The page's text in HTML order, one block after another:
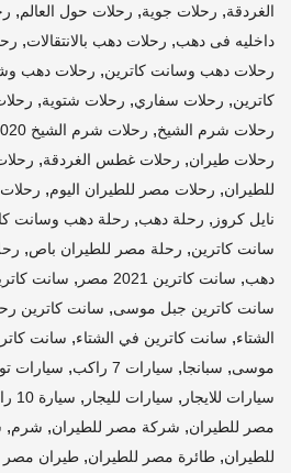
الغردقة, رحلات جوية, رحلات حول العالم,
داخليه فى دهب, رحلات دهب بالانتقالات,
رحلات دهب وسانت كاترين, رحلات دهب
كاترين, رحلات سفاري, رحلات شتوية,
رحلات شرم الشيخ, رحلات شرم الشيخ 2020
رحلات طيران, رحلات غطس الغردقة,
للطيران, رحلات مصر للطيران اليوم,
نايل كروز , رحلة دهب, رحلة دهب وسانت
سانت كاترين, رحلة مصر للطيران باص,
دهب, سانت كاترين 2021 مصر , سانت
سانت كاترين جبل موسى, سانت كاترين
الشتاء, سانت كاترين في الشتاء, سانت
موسى, سبانجا, سيارات 7 راكب , سيارات
سيارات للايجار , سيارات لليجار , سيارة 10 راكب
مصر للطيران, شركة مصر للطيران, شرم,
للطيران, طائرة مصر للطيران, طيران مصر